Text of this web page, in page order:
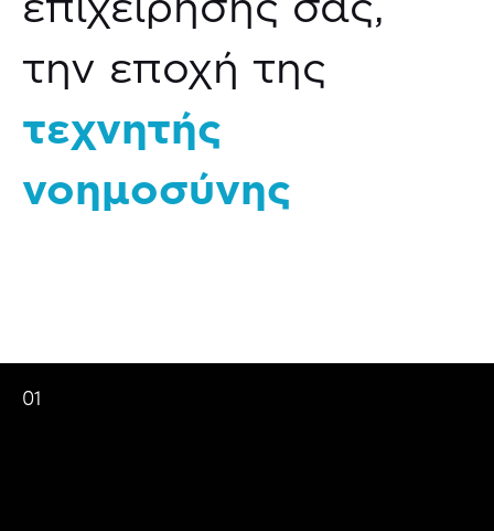
την εποχή της
τεχνητής
νοημοσύνης
01